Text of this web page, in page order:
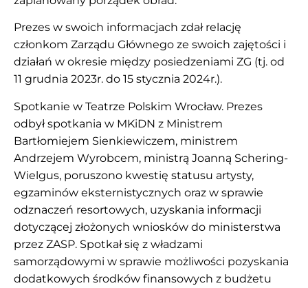
Prezes w swoich informacjach zdał relację
członkom Zarządu Głównego ze swoich zajętości i
działań w okresie między posiedzeniami ZG (tj. od
11 grudnia 2023r. do 15 stycznia 2024r.).
Spotkanie w Teatrze Polskim Wrocław. Prezes
odbył spotkania w MKiDN z Ministrem
Bartłomiejem Sienkiewiczem, ministrem
Andrzejem Wyrobcem, ministrą Joanną Schering-
Wielgus, poruszono kwestię statusu artysty,
egzaminów eksternistycznych oraz w sprawie
odznaczeń resortowych, uzyskania informacji
dotyczącej złożonych wniosków do ministerstwa
przez ZASP. Spotkał się z władzami
samorządowymi w sprawie możliwości pozyskania
dodatkowych środków finansowych z budżetu